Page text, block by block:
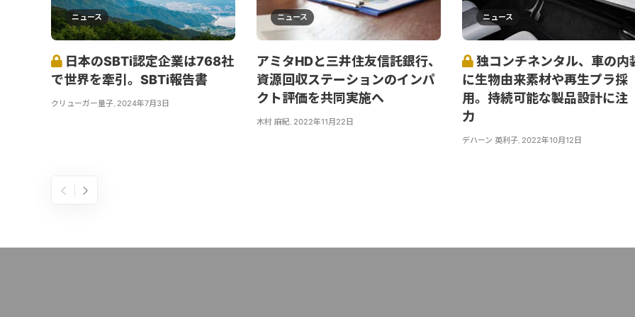
ニュース
日本のSBTi認定企業は768社
で世界を牽引。SBTi報告書
クリューガー量子, 2024年7月3日
ニュース
アミタHDと三井住友信託銀行、
資源回収ステーションのインパ
クト評価を共同実施へ
木村 麻紀, 2022年11月22日
ニュース
独コンチネンタル、車の内
に生物由来素材や再生プラ採
用。持続可能な製品設計に注
力
デハーン 英利子, 2022年10月12日